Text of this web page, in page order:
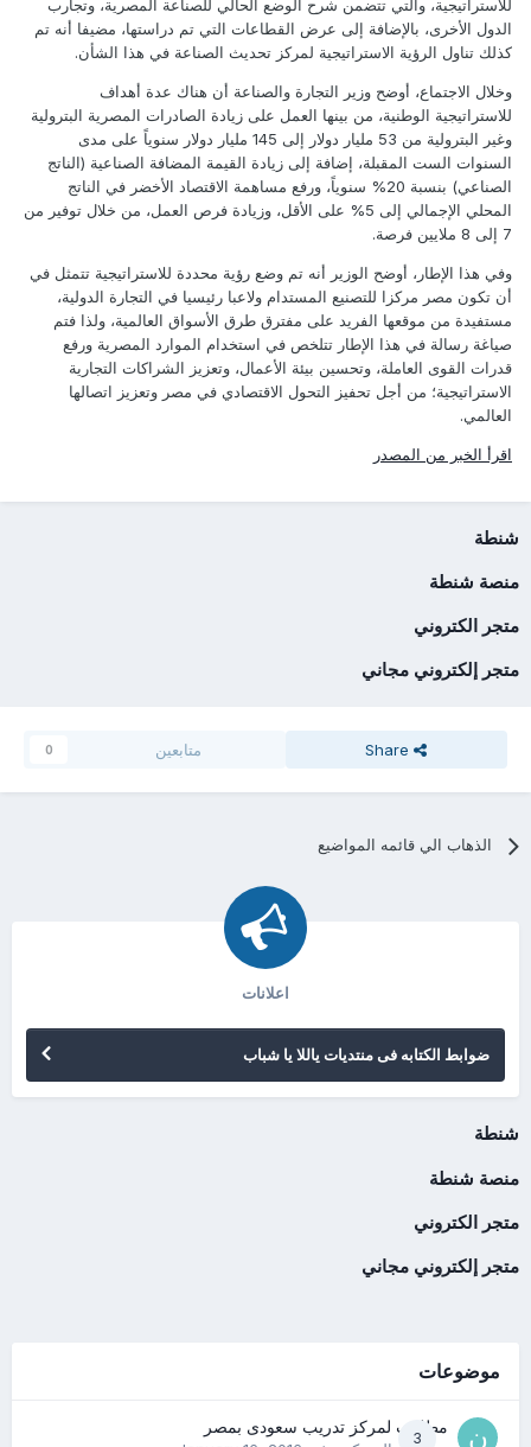
للاستراتيجية، والتي تتضمن شرح الوضع الحالي للصناعة المصرية، وتجارب
الدول الأخرى، بالإضافة إلى عرض القطاعات التي تم دراستها، مضيفا أنه تم
كذلك تناول الرؤية الاستراتيجية لمركز تحديث الصناعة في هذا الشأن.
وخلال الاجتماع، أوضح وزير التجارة والصناعة أن هناك عدة أهداف
للاستراتيجية الوطنية، من بينها العمل على زيادة الصادرات المصرية البترولية
وغير البترولية من 53 مليار دولار إلى 145 مليار دولار سنوياً على مدى
السنوات الست المقبلة، إضافة إلى زيادة القيمة المضافة الصناعية (الناتج
الصناعي) بنسبة 20% سنوياً، ورفع مساهمة الاقتصاد الأخضر في الناتج
المحلي الإجمالي إلى 5% على الأقل، وزيادة فرص العمل، من خلال توفير من
7 إلى 8 ملايين فرصة.
وفي هذا الإطار، أوضح الوزير أنه تم وضع رؤية محددة للاستراتيجية تتمثل في
أن تكون مصر مركزا للتصنيع المستدام ولاعبا رئيسيا في التجارة الدولية،
مستفيدة من موقعها الفريد على مفترق طرق الأسواق العالمية، ولذا فتم
صياغة رسالة في هذا الإطار تتلخص في استخدام الموارد المصرية ورفع
قدرات القوى العاملة، وتحسين بيئة الأعمال، وتعزيز الشراكات التجارية
الاستراتيجية؛ من أجل تحفيز التحول الاقتصادي في مصر وتعزيز اتصالها
العالمي.
اقرأ الخبر من المصدر
شنطة
منصة شنطة
متجر الكتروني
متجر إلكتروني مجاني
Share متابعين 0
الذهاب الي قائمه المواضيع
اعلانات
ضوابط الكتابه فى منتديات ياللا يا شباب
شنطة
منصة شنطة
متجر الكتروني
متجر إلكتروني مجاني
موضوعات
3
مطلوب لمركز تدريب سعودى بمصر